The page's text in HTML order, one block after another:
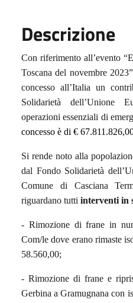
Descrizione
Con riferimento all’evento
Toscana del novembre
concesso all’Italia un
Solidarietà dell’Unione
operazioni essenziali di
concesso è di €
Si rende noto alla
dal Fondo Solidarietà
Comune di Casciana
riguardano tutti interventi in
- Rimozione di frane in
Com/le dove erano rimaste
58.560,00;
- Rimozione di frane e
Gerbina a Gramugnana con